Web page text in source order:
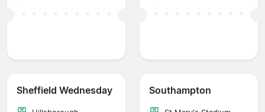
Sheffield Wednesday Southampton